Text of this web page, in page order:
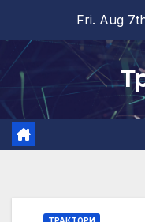
content
Fri. Aug